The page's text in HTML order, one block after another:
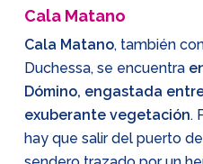
Cala Matano
Cala Matano, también
Duchessa, se encuentra
Dómino, engastada
exuberante vegetación.
hay que salir del puerto